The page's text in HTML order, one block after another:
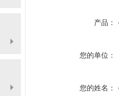
产品：
您的单位：
您的姓名：